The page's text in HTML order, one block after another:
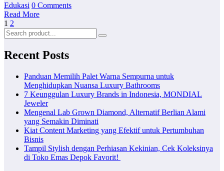
Edukasi 0 Comments
Read More
Posts
pagination
1 2
Recent Posts
Panduan Memilih Palet Warna Sempurna untuk
Menghidupkan Nuansa Luxury Bathrooms
7 Keunggulan Luxury Brands in Indonesia, MONDIAL
Jeweler
Mengenal Lab Grown Diamond, Alternatif Berlian Alami
yang Semakin Diminati
Kiat Content Marketing yang Efektif untuk Pertumbuhan
Bisnis
Tampil Stylish dengan Perhiasan Kekinian, Cek Koleksinya
di Toko Emas Depok Favorit!